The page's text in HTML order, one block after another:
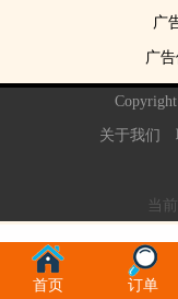
广
广
关于我们
当
首页 订单